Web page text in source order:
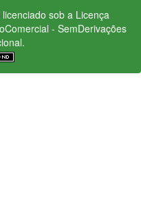
sob a Licença
- SemDerivações